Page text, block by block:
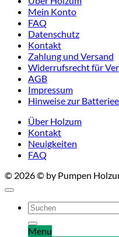
Mein Konto
FAQ
Datenschutz
Kontakt
Zahlung und Versand
Widerrufsrecht für
AGB
Impressum
Hinweise zur
Über Holzum
Kontakt
Neuigkeiten
FAQ
© 2026 © by Pumpen
Suchen
nach:
Menu